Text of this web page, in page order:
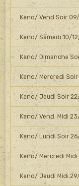
Keno/ Vend Soir
Keno/ Samedi 10/
Keno/ Dimanche
Keno/ Mercredi Soir
Keno/ Jeudi Soir
Keno/ Vend. Midi
Keno/ Lundi Soir
Keno/ Mercredi
Keno/ Jeudi Midi